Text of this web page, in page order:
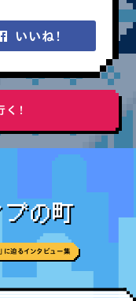
いいね！
！
ブの町
に迫るインタビュー集